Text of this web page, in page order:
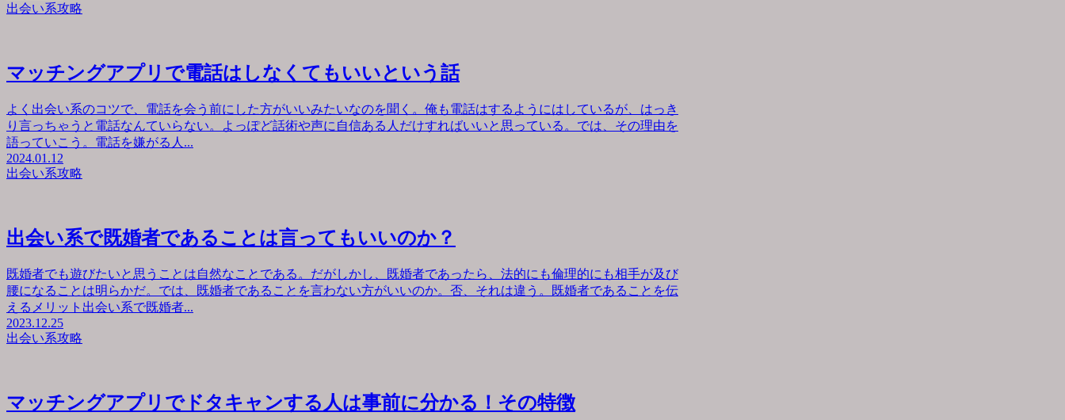
出会い系攻略
マッチングアプリで電話はしなくてもいいという話
よく出会い系のコツで、電話を会う前にした方がいいみたいなのを聞く。俺も電話はするようにはしているが、はっき
り言っちゃうと電話なんていらない。よっぽど話術や声に自信ある人だけすればいいと思っている。では、その理由を
語っていこう。電話を嫌がる人...
2024.01.12
出会い系攻略
出会い系で既婚者であることは言ってもいいのか？
既婚者でも遊びたいと思うことは自然なことである。だがしかし、既婚者であったら、法的にも倫理的にも相手が及び
腰になることは明らかだ。では、既婚者であることを言わない方がいいのか。否、それは違う。既婚者であることを伝
えるメリット出会い系で既婚者...
2023.12.25
出会い系攻略
マッチングアプリでドタキャンする人は事前に分かる！その特徴